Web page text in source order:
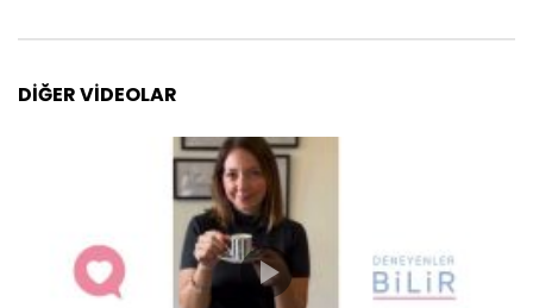
DIĞER VIDEOLAR